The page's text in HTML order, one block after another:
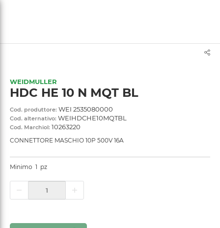
WEIDMULLER
HDC HE 10 N MQT BL
Cod. produttore: WEI 2535080000
Cod. alternativo: WEIHDCHE10MQTBL
Cod. Marchiol: 10263220
CONNETTORE MASCHIO 10P 500V 16A
Minimo 1 pz